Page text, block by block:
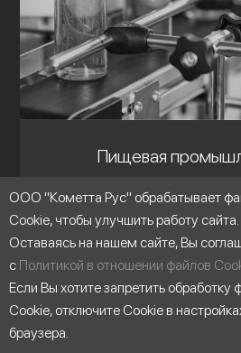
Пищевая
ООО "Кометта Рус" обрабатывает
Cookie, чтобы улучшить работу сайта.
Оставаясь на нашем сайте, Вы
с Политикой в отношении файлов
Если Вы хотите запретить обработку
Cookie, отключите Cookie в
браузера.